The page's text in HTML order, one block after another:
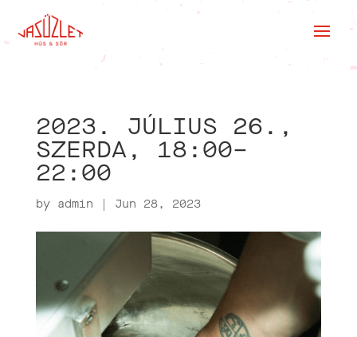
2023. JÚLIUS 26.,
SZERDA, 18:00–
22:00
by admin Jun 28, 2023